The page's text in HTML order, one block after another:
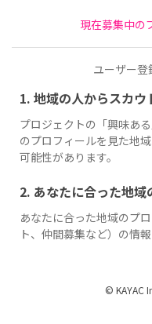
現在募集中の
ユーザー登
1. 地域の人からスカウ
プロジェクトの「興味あ
のプロフィールを見た地
可能性があります。
2. あなたに合った地域
あなたに合った地域のプ
ト、仲間募集など）の情
© KAYAC